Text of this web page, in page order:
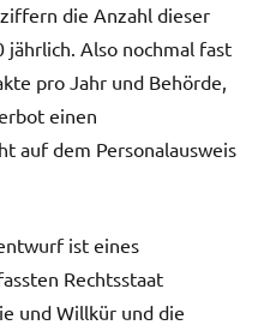
die Anzahl dieser
jährlich. Also nochmal fast
pro Jahr und Behörde,
einen
auf dem Personalausweis
ist eines
Rechtsstaat
und Willkür und die